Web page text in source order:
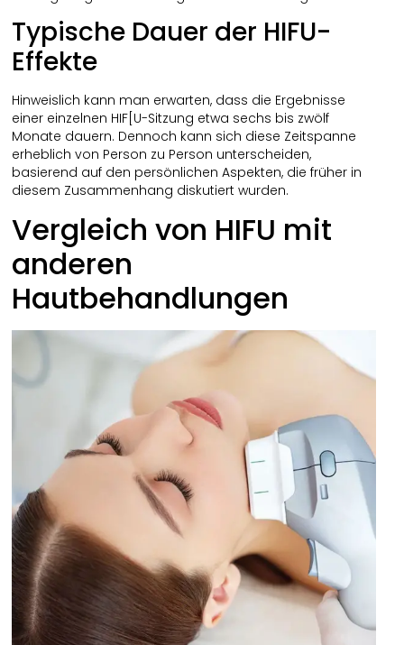
Typische Dauer der HIFU-
Effekte
Hinweislich kann man erwarten, dass die Ergebnisse
einer einzelnen HIF[U-Sitzung etwa sechs bis zwölf
Monate dauern. Dennoch kann sich diese Zeitspanne
erheblich von Person zu Person unterscheiden,
basierend auf den persönlichen Aspekten, die früher in
diesem Zusammenhang diskutiert wurden.
Vergleich von HIFU mit
anderen
Hautbehandlungen